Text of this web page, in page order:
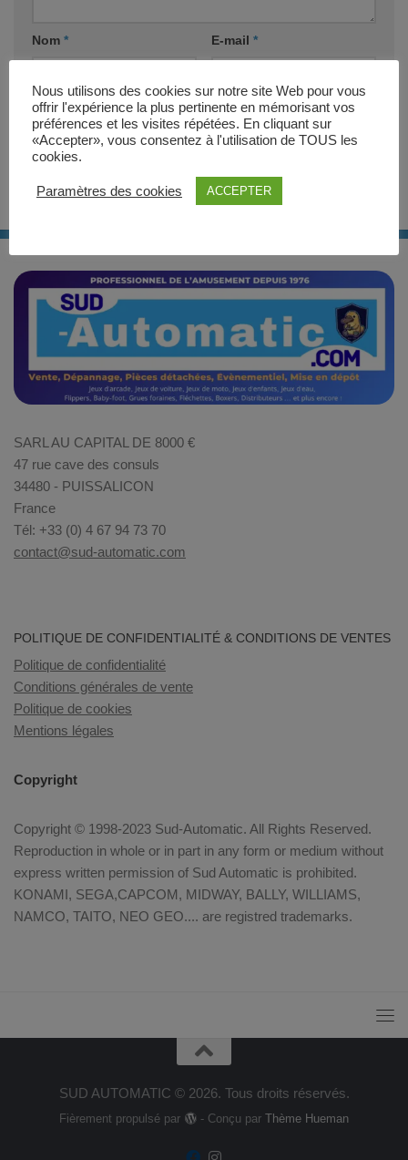
Nom * E-mail *
Site web
SARL AU CAPITAL DE 8000 €
47 rue cave des consuls
34480 - PUISSALICON
France
Tél: +33 (0) 4 67 94 73 70
contact@sud-automatic.com
POLITIQUE DE CONFIDENTIALITÉ & CONDITIONS DE VENTES
Politique de confidentialité
Conditions générales de vente
Politique de cookies
Mentions légales
Copyright
Copyright © 1998-2023 Sud-Automatic. All Rights Reserved.
Reproduction in whole or in part in any form or medium without
express written permission of Sud Automatic is prohibited.
KONAMI, SEGA,CAPCOM, MIDWAY, BALLY, WILLIAMS,
NAMCO, TAITO, NEO GEO.... are registred trademarks.
SUD AUTOMATIC © 2026. Tous droits réservés.
Fièrement propulsé par - Conçu par Thème Hueman
Nous utilisons des cookies sur notre site Web pour vous
offrir l'expérience la plus pertinente en mémorisant vos
préférences et les visites répétées. En cliquant sur
«Accepter», vous consentez à l'utilisation de TOUS les
cookies.
Paramètres des cookies ACCEPTER